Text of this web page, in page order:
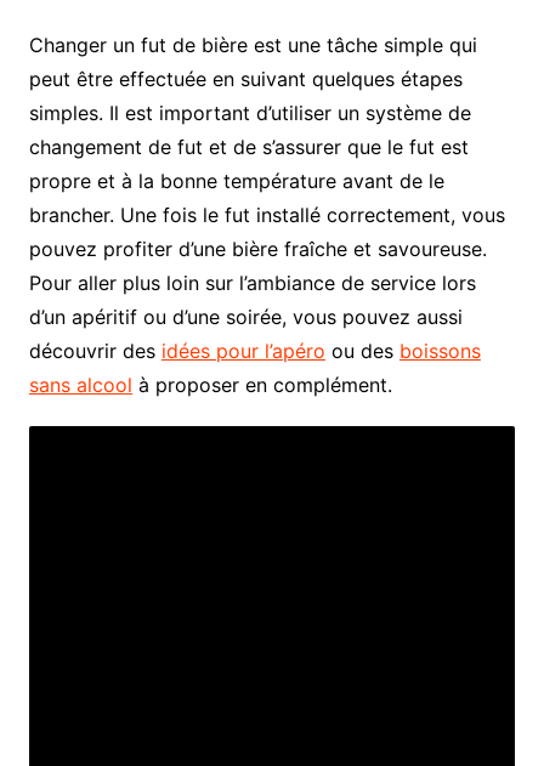
Changer un fut de bière est une tâche simple qui
peut être effectuée en suivant quelques étapes
simples. Il est important d’utiliser un système de
changement de fut et de s’assurer que le fut est
propre et à la bonne température avant de le
brancher. Une fois le fut installé correctement, vous
pouvez profiter d’une bière fraîche et savoureuse.
Pour aller plus loin sur l’ambiance de service lors
d’un apéritif ou d’une soirée, vous pouvez aussi
découvrir des idées pour l’apéro ou des boissons
sans alcool à proposer en complément.